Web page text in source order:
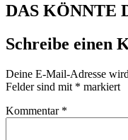
DAS KÖNNTE
Schreibe einen
Deine E-Mail-Adresse
Felder sind mit * markiert
Kommentar *